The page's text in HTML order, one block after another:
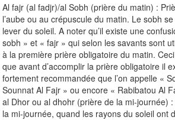
Al fajr (al fadjr)/al Sobh (prière du matin) :
l’aube ou au crépuscule du matin. Le sobh
lever du soleil. A noter qu’il existe une
sobh » et « fajr » qui selon les savants sont
à la première prière obligatoire du matin.
que avant d’accomplir la prière obligatoire il
fortement recommandée que l’on appelle «
Sounnat Al Fajr » ou encore « Rabibatou Al
al Dhor ou al dhohr (prière de la mi-journée)
la mi-journée, quand les rayons du soleil ont